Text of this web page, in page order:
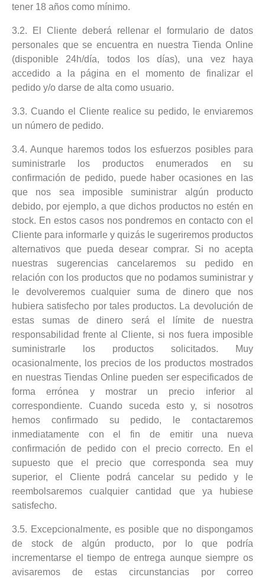
tener 18 años como mínimo.
3.2. El Cliente deberá rellenar el formulario de datos
personales que se encuentra en nuestra Tienda Online
(disponible 24h/día, todos los días), una vez haya
accedido a la página en el momento de finalizar el
pedido y/o darse de alta como usuario.
3.3. Cuando el Cliente realice su pedido, le enviaremos
un número de pedido.
3.4. Aunque haremos todos los esfuerzos posibles para
suministrarle los productos enumerados en su
confirmación de pedido, puede haber ocasiones en las
que nos sea imposible suministrar algún producto
debido, por ejemplo, a que dichos productos no estén en
stock. En estos casos nos pondremos en contacto con el
Cliente para informarle y quizás le sugeriremos productos
alternativos que pueda desear comprar. Si no acepta
nuestras sugerencias cancelaremos su pedido en
relación con los productos que no podamos suministrar y
le devolveremos cualquier suma de dinero que nos
hubiera satisfecho por tales productos. La devolución de
estas sumas de dinero será el límite de nuestra
responsabilidad frente al Cliente, si nos fuera imposible
suministrarle los productos solicitados. Muy
ocasionalmente, los precios de los productos mostrados
en nuestras Tiendas Online pueden ser especificados de
forma errónea y mostrar un precio inferior al
correspondiente. Cuando suceda esto y, si nosotros
hemos confirmado su pedido, le contactaremos
inmediatamente con el fin de emitir una nueva
confirmación de pedido con el precio correcto. En el
supuesto que el precio que corresponda sea muy
superior, el Cliente podrá cancelar su pedido y le
reembolsaremos cualquier cantidad que ya hubiese
satisfecho.
3.5. Excepcionalmente, es posible que no dispongamos
de stock de algún producto, por lo que podría
incrementarse el tiempo de entrega aunque siempre os
avisaremos de estas circunstancias por correo